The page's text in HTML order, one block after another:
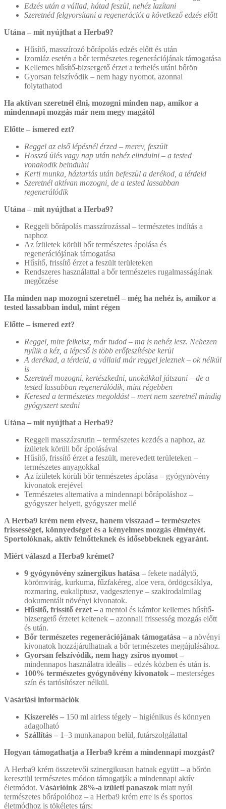
Edzés után a vállad, hátad feszül, nehéz lazítani
Szeretnéd felgyorsítani a regenerációt a következő edzés előtt
Utána – mit nyújthat a Herba9?
Hűsítő, masszírozó bőrápolás edzés előtt és után
Izomláz esetén a bőr természetes regenerációjának támogatása
Kellemes hűsítő-bizsergető érzet a terhelés utáni bőrön
Gyorsan felszívódik – nem hagy nyomot, azonnal
folytathatod
Ha aktívan szeretnél élni, mozogni minden nap, amikor a
mindennapi mozgás már nem megy magától
Előtte – ismered ezt?
Reggel az első lépésnél érzed – merev, feszült
Hosszú ülés vagy nap után nehéz elindulni – a tested
vonakodik beindulni
Kerti munka, háztartás után befeszül a derékod, a térdeid
Szeretnél aktívan mozogni, de a tested lassabban
regenerálódik
Utána – mit nyújthat a Herba9?
Reggeli bőrápolás masszírozással – természetes indítás a
naphoz
Az ízületek körüli bőr természetes ápolása és
regenerációjának támogatása
Hűsítő, frissítő érzet a feszült területeken
Rendszeres használattal a bőr természetes rugalmasságának
megőrzése
Ha minden nap mozogni szeretnél – még ha nehéz is, amikor a
tested lassabban indul, mint régen
Előtte – ismered ezt?
Reggel, mire felkelsz, már tudod – ma is nehéz lesz. Nehezen
nyílik a kéz, a lépcső is több erőfeszítésbe kerül
A derékad, a térdeid, a vállaid már reggel jeleznek – ok nélkül
is
Szeretnél mozogni, kertészkedni, unokákkal játszani – de a
tested lassabban regenerálódik, mint régebben
Keresed a természetes megoldást – mert nem szeretnél mindig
gyógyszert szedni
Utána – mit nyújthat a Herba9?
Reggeli masszázsrutin – természetes kezdés a naphoz, az
ízületek körüli bőr ápolásával
Hűsítő, frissítő érzet a feszült, merevedett területeken –
természetes anyagokkal
Az ízületek körüli bőr természetes ápolása – gyógynövény
kivonatok erejével
Természetes alternatíva a mindennapi bőrápoláshoz –
gyógyszer helyett, gyógyszer mellé
A Herba9 krém nem elvesz, hanem visszaad – természetes
frissességet, könnyedséget és a kényelmes mozgás élményét.
Sportolóknak, aktív felnőtteknek és idősebbeknek egyaránt.
Miért válaszd a Herba9 krémet?
9 gyógynövény szinergikus hatása – fekete nadálytő,
körömvirág, kurkuma, fűzfakéreg, aloe vera, ördögcsáklya,
rozmaring, eukaliptusz, vadgesztenye – szakirodalmilag
dokumentált növényi kivonatok.
Hűsítő, frissítő érzet – a mentol és kámfor kellemes hűsítő-
bizsergető érzetet keltenek – azonnali frissesség mozgás előtt
és után.
Bőr természetes regenerációjának támogatása – a növényi
kivonatok hozzájárulhatnak a bőr természetes megújulásához.
Gyorsan felszívódik, nem hagy zsíros nyomot –
mindennapos használatra ideális – edzés közben és után is.
100% természetes gyógynövény kivonatok – mesterséges
szín és tartósítószer nélkül.
Vásárlási információk
Kiszerelés – 150 ml airless tégely – higiénikus és könnyen
adagolható
Szállítás – 1–3 munkanapon belül, futárszolgálattal
Hogyan támogathatja a Herba9 krém a mindennapi mozgást?
A Herba9 krém összetevői szinergikusan hatnak együtt – a bőrön
keresztül természetes módon támogatják a mindennapi aktív
életmódot. Vásárlóink 28%-a ízületi panaszok miatt nyúl
természetes bőrápolóhoz – a Herba9 krém erre is és sportos
életmódhoz is tökéletes társ: